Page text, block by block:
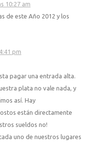
10:27 am
de este Año 2012 y los
pm
pagar una entrada alta.
plata no vale nada, y
así. Hay
están directamente
sueldos no!
uno de nuestros lugares